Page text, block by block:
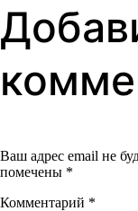
Ваш адрес email не
помечены *
Комментарий *